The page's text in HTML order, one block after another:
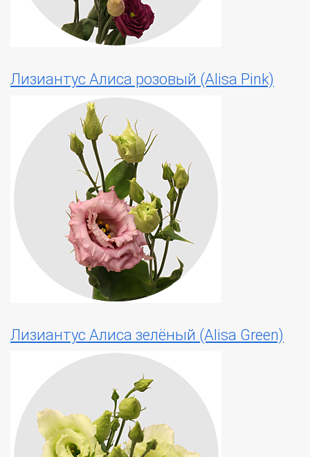
Лизиантус Алиса розовый (Alisa Pink)
Лизиантус Алиса зелёный (Alisa Green)